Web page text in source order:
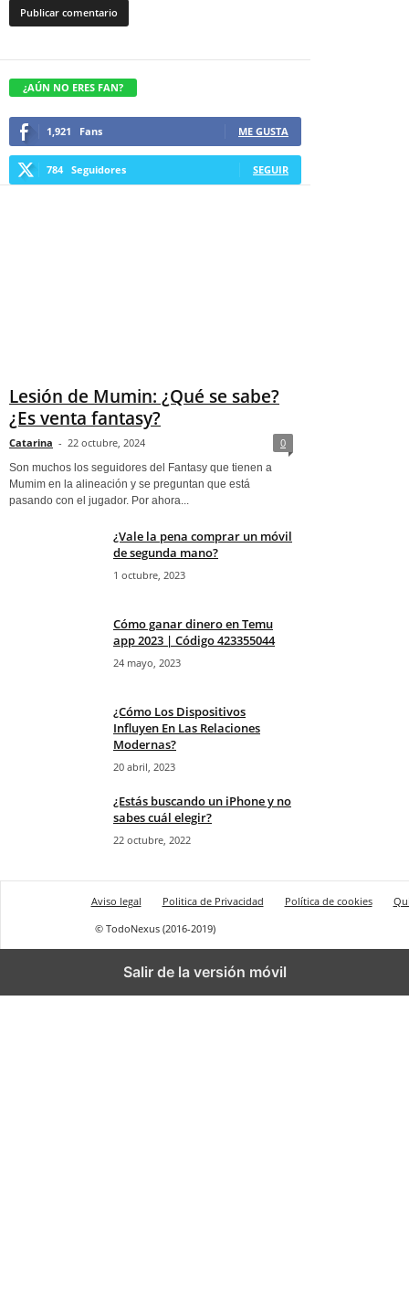
¿AÚN NO ERES FAN?
1,921 Fans ME GUSTA
784 Seguidores SEGUIR
Lesión de Mumin: ¿Qué se sabe?
¿Es venta fantasy?
Catarina - 22 octubre, 2024 0
Son muchos los seguidores del Fantasy que tienen a
Mumim en la alineación y se preguntan que está
pasando con el jugador. Por ahora...
¿Vale la pena comprar un móvil
de segunda mano?
1 octubre, 2023
Cómo ganar dinero en Temu
app 2023 | Código 423355044
24 mayo, 2023
¿Cómo Los Dispositivos
Influyen En Las Relaciones
Modernas?
20 abril, 2023
¿Estás buscando un iPhone y no
sabes cuál elegir?
22 octubre, 2022
Aviso legal Politica de Privacidad Política de cookies
© TodoNexus (2016-2019)
Salir de la versión móvil